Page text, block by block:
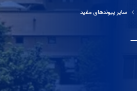
سایر پیوندهای مفید